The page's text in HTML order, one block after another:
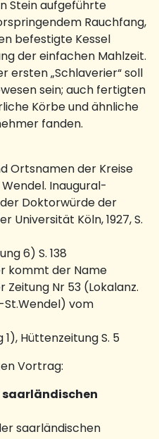
Stein aufgeführte
Rauchfang,
befestigte Kessel
der einfachen Mahlzeit.
ersten „Schlaverier“ soll
sein; auch fertigten
Körbe und ähnliche
fanden.
Ortsnamen der Kreise
Inaugural-
Doktorwürde der
Universität Köln, 1927, S.
6) S. 138
kommt der Name
Zeitung Nr 53 (Lokalanz.
vom
Hüttenzeitung S. 5
Vortrag:
saarländischen
saarländischen